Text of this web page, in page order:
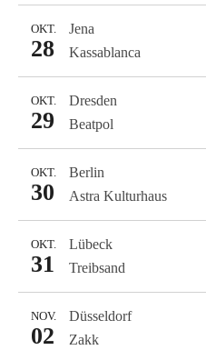
Jena
OKT.
28 Kassablanca
Dresden
OKT.
29 Beatpol
Berlin
OKT.
30 Astra Kulturhaus
Lübeck
OKT.
31 Treibsand
Düsseldorf
NOV.
02 Zakk